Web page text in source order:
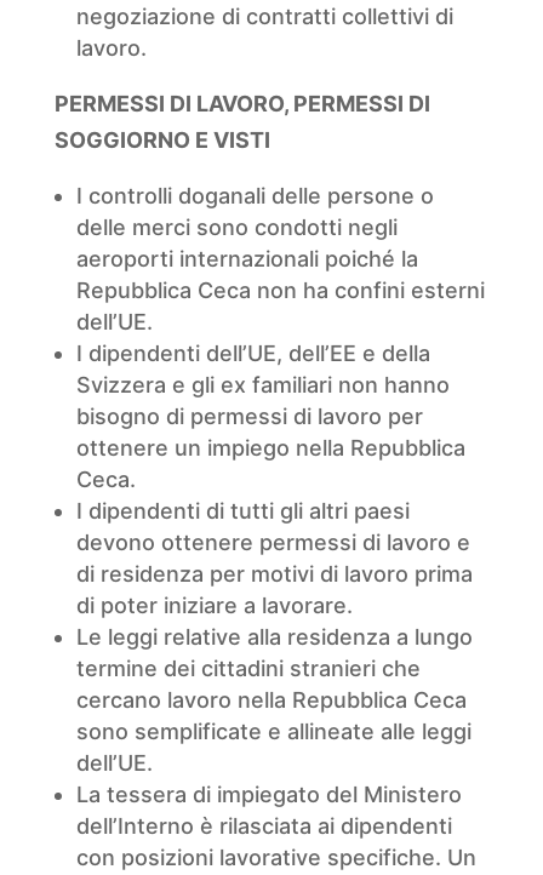
negoziazione di contratti collettivi di
lavoro.
PERMESSI DI LAVORO, PERMESSI DI
SOGGIORNO E VISTI
I controlli doganali delle persone o
delle merci sono condotti negli
aeroporti internazionali poiché la
Repubblica Ceca non ha confini esterni
dell’UE.
I dipendenti dell’UE, dell’EE e della
Svizzera e gli ex familiari non hanno
bisogno di permessi di lavoro per
ottenere un impiego nella Repubblica
Ceca.
I dipendenti di tutti gli altri paesi
devono ottenere permessi di lavoro e
di residenza per motivi di lavoro prima
di poter iniziare a lavorare.
Le leggi relative alla residenza a lungo
termine dei cittadini stranieri che
cercano lavoro nella Repubblica Ceca
sono semplificate e allineate alle leggi
dell’UE.
La tessera di impiegato del Ministero
dell’Interno è rilasciata ai dipendenti
con posizioni lavorative specifiche. Un